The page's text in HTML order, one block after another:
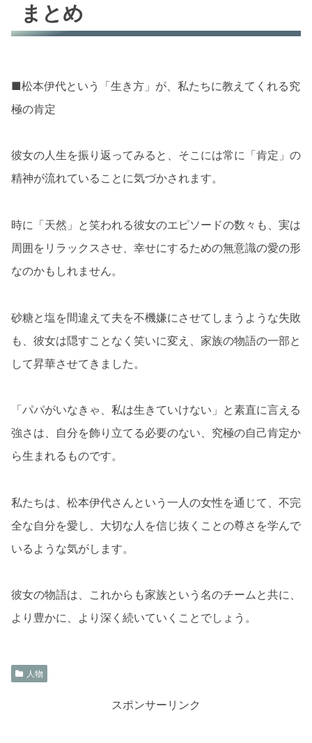
まとめ
■松本伊代という「生き方」が、私たちに教えてくれる究
極の肯定
彼女の人生を振り返ってみると、そこには常に「肯定」の
精神が流れていることに気づかされます。
時に「天然」と笑われる彼女のエピソードの数々も、実は
周囲をリラックスさせ、幸せにするための無意識の愛の形
なのかもしれません。
砂糖と塩を間違えて夫を不機嫌にさせてしまうような失敗
も、彼女は隠すことなく笑いに変え、家族の物語の一部と
して昇華させてきました。
「パパがいなきゃ、私は生きていけない」と素直に言える
強さは、自分を飾り立てる必要のない、究極の自己肯定か
ら生まれるものです。
私たちは、松本伊代さんという一人の女性を通じて、不完
全な自分を愛し、大切な人を信じ抜くことの尊さを学んで
いるような気がします。
彼女の物語は、これからも家族という名のチームと共に、
より豊かに、より深く続いていくことでしょう。
人物
スポンサーリンク